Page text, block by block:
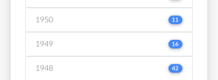
1950 11
1949 16
1948 42